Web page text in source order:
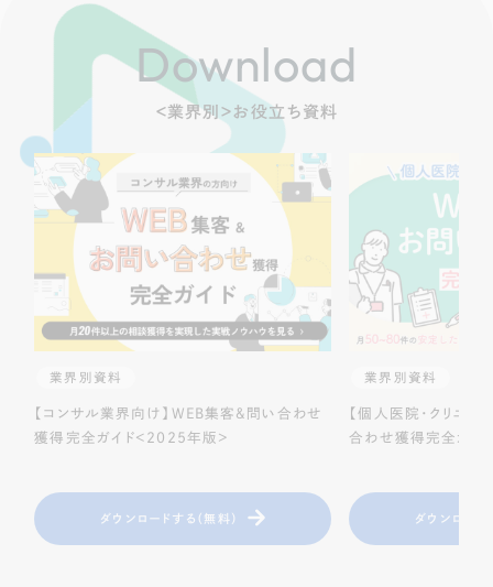
Download
＜業界別＞お役立ち資料
業界別資料
【コンサル業界向け】WEB集客＆問い合わせ
獲得完全ガイド＜2025年版＞
ダウンロードする（無料）
業界別資料
【個人医院・クリニッ
合わせ獲得完全ガイ
ダウンロード